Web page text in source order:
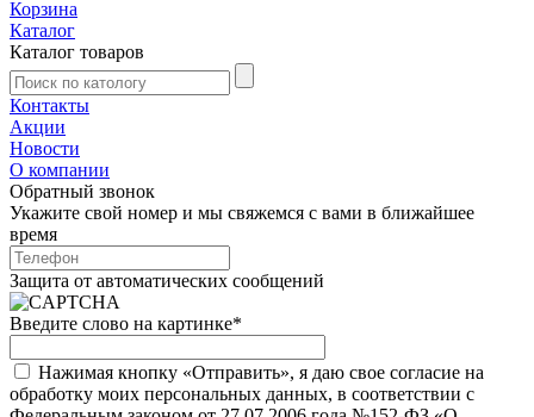
Корзина
Каталог
Каталог товаров
Контакты
Акции
Новости
О компании
Обратный звонок
Укажите свой номер и мы свяжемся с вами в ближайшее
время
Защита от автоматических сообщений
Введите слово на картинке*
Нажимая кнопку «Отправить», я даю свое согласие на
обработку моих персональных данных, в соответствии с